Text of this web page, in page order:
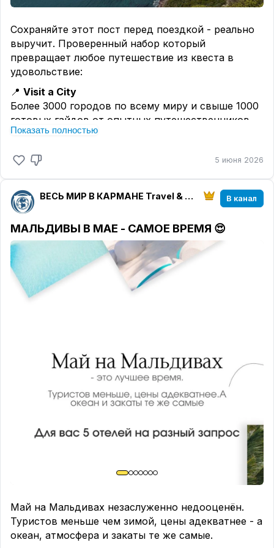
Сохраняйте этот пост перед поездкой - реально
выручит. Проверенный набор который
превращает любое путешествие из квеста в
удовольствие:
📍 Visit a City
Более 3000 городов по всему миру и свыше 1000
готовых гайдов от опытных путешественников.
📍Citymapper
транспорту. Подскажет как доехать из точки А в
точку Б быстрее всего - метро, автобус, пешком
или такси.
📍 MAPS.ME
Надёжный друг путешественника. Просто
скачайте карту нужного города заранее и
стройте любой маршрут даже без связи.
📍
Поиск билетов на поезда, автобусы, паромы и
самолёты в одном месте, плюс бронирование
отелей. Сотрудничает с более чем 5000 компаний
Базовая, но незаменимая вещь. Чтобы не считать
в уме и не переплачивать по незнанию курса.
Крупнейший сервис поиска кафе, ресторанов и
рейтинги и фото - легко выбрать вкусную кухню.
нужно знать язык. Любой текст приложение
Маршруты и тропы для пеших прогулок по всему
миру - включая Россию. Для тех кто любит
природу, горы и треккинг.
Показать полностью
5 июня 2026
ВЕСЬ МИР В КАРМАНЕ Travel & Charter В канал
МАЛЬДИВЫ В МАЕ - САМОЕ ВРЕМЯ 😍
Май на Мальдивах незаслуженно недооценён.
Туристов меньше чем зимой, цены адекватнее - а
океан, атмосфера и закаты те же самые.